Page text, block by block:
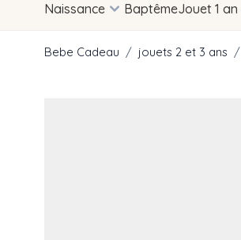
Naissance BaptêmeJouet 1 an
Bebe Cadeau / jouets 2 et 3 ans /